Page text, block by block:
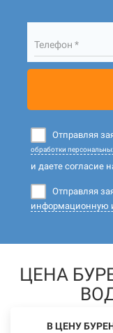
Телефон *
Отправляя
обработки
и даете согласие
Отправляя
информационную
ЦЕНА
В ЦЕНУ